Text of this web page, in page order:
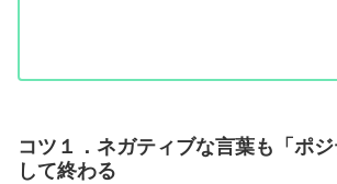
コツ１．ネガティブな言葉も「ポ
して終わる